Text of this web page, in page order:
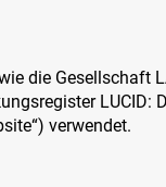
die Gesellschaft
LUCID:
verwendet.